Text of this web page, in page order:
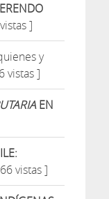
]
y
vistas ]
EN
vistas ]